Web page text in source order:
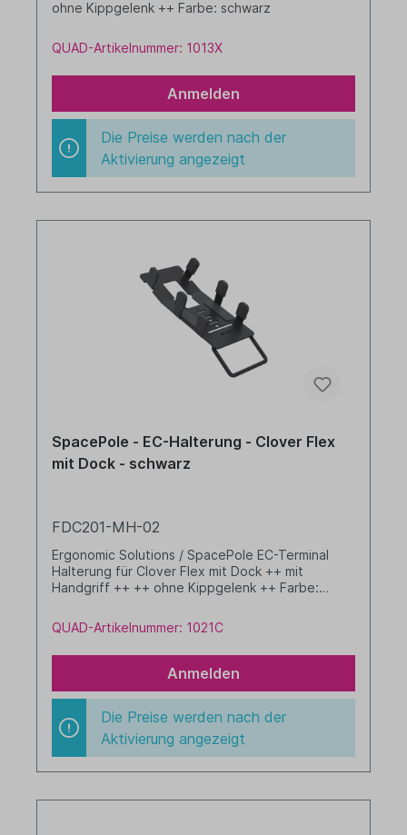
ohne Kippgelenk ++ Farbe: schwarz
QUAD-Artikelnummer: 1013X
Anmelden
Die Preise werden nach der
Aktivierung angezeigt
SpacePole - EC-Halterung - Clover Flex
mit Dock - schwarz
FDC201-MH-02
Ergonomic Solutions / SpacePole EC-Terminal
Halterung für Clover Flex mit Dock ++ mit
Handgriff ++ ++ ohne Kippgelenk ++ Farbe:
QUAD-Artikelnummer: 1021C
Anmelden
Die Preise werden nach der
Aktivierung angezeigt